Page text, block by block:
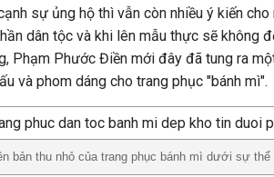
sự ủng hộ thì vẫn còn nhiều ý kiến
dân tộc và khi lên mẫu thực sẽ không
Phạm Phước Điền mới đây đã tung ra
và phom dáng cho trang phục "bánh mì".
bản thu nhỏ của trang phục bánh mì dưới sự thể